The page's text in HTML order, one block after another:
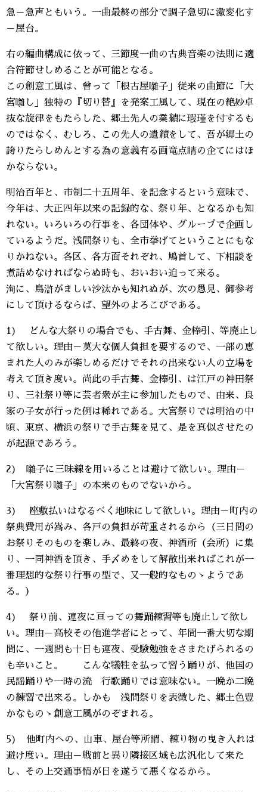
急－急声ともいう。一曲最終の部分で調子急切に激変化す
－屋台。
右の編曲構成に依って、三節度一曲の古典音楽の法則に適
合符節せしめることが可能となる。
この創意工風は、曾って「根古屋囃子」従来の曲節に「大
宮囃し」独特の『切り替』を発案工風して、現在の絶妙卓
抜な旋律をもたらした、郷土先人の業績に瑕瑾を付するも
のではなく、むしろ、この先人の遺績をして、吾が郷土の
誇りたらしめんとする為の意義有る画竜点睛の企てにはほ
かならない。
明治百年と、市制二十五周年、を記念するという意味で、
今年は、大正四年以来の記録的な、祭り年、となるかも知
れない。いろいろの行事を、各団体や、グループで企画し
ているようだ。浅間祭りも、全市挙げてということにもな
りかねない。各区、各方面それぞれ、鳩首して、下相談を
煮詰めなければならぬ時も、おいおい迫って来る。
洵に、鳥滸がましい沙汰かも知れぬが、次の愚見、御参考
にして頂けるならば、望外のよろこびである。
1) どんな大祭りの場合でも、手古舞、金棒引、等廃止し
て欲しい。理由－莫大な個人負担を要するので、一部の恵
まれた人のみが楽しめるだけでそれの出来ない人の立場を
考えて頂き度い。尚此の手古舞、金棒引、は江戸の神田祭
り、三社祭り等に芸者衆が主に参加したもので、由来、良
家の子女が行った例は稀れである。大宮祭りでは明治の中
頃、東京、横浜の祭りで手古舞を見て、是を真似させたの
が起源であろう。
2) 囃子に三味線を用いることは避けて欲しい。理由－
「大宮祭り囃子」の本来のものでないから。
3) 座敷払いはなるべく地味にして欲しい。理由－町内の
祭典費用が嵩み、各戸の負担が苛重されるから（三日間の
お祭りそのものを楽しみ、最終の夜、神酒所（会所）に集
り、一同神酒を頂き、手〆めをして解散出来ればこれが一
番理想的な祭り行事の型で、又一般的なものゝようであ
る。）
4) 祭り前、連夜に亘っての舞踊練習等も廃止して欲し
い。理由－高校その他進学者にとって、年間一番大切な期
間に、一週間も十日も連夜、受験勉強をさまたげられるの
も辛いこと。 こんな犠牲を払って習う踊りが、他国の
民謡踊りや一時の流 行歌踊りでは意味ない。一晩か二晩
の練習で出来る。しかも 浅間祭りを表徴した、郷土色豊
かなものゝ創意工風がのぞまれる。
5) 他町内への、山車、屋台等所謂、練り物の曳き入れは
避け度い。理由－戦前と異り隣接区域も広汎化して来た
し、その上交通事情が日を遂うて悪くなるから。